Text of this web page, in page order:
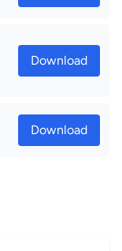
Download
Download